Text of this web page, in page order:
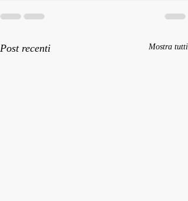
Post recenti Mostra tutti